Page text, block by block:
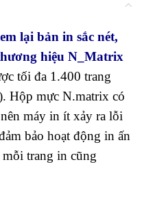
lại bản in sắc nét,
hiệu N_Matrix
tối đa 1.400 trang
Hộp mực N.matrix có
máy in ít xảy ra lỗi
bảo hoạt động in ấn
trang in cũng